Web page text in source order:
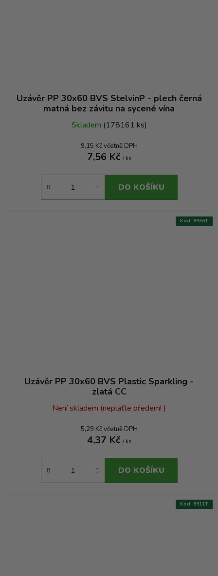
Uzávěr PP 30x60 BVS StelvinP - plech černá
matná bez závitu na sycené vína
Skladem (178161 ks)
9,15 Kč včetně DPH
7,56 Kč / ks
DO KOŠÍKU
Uzávěr PP 30x60 BVS Plastic Sparkling -
zlatá CC
Není skladem (neplaťte předem! )
5,29 Kč včetně DPH
4,37 Kč / ks
DO KOŠÍKU
Kód: 8936T
Kód: 8911T